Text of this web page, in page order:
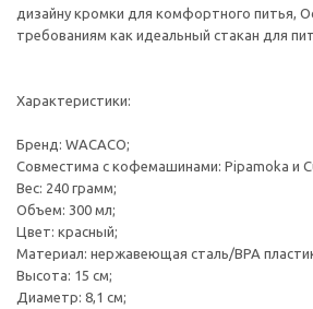
дизайну кромки для комфортного питья,
требованиям как идеальный стакан для
Характеристики:
Бренд: WACACO;
Совместима с кофемашинами: Pipamoka и
Вес: 240 грамм;
Объем: 300 мл;
Цвет: красный;
Материал: нержавеющая сталь/BPA
Высота: 15 см;
Диаметр: 8,1 см;